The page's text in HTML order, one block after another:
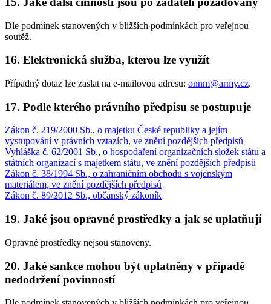
Dle podmínek stanovených v bližších podmínkách pro veřejnou
soutěž.
16. Elektronická služba, kterou lze využít
Případný dotaz lze zaslat na e-mailovou adresu: onnm@army.cz.
17. Podle kterého právního předpisu se postupuje
Zákon č. 219/2000 Sb., o majetku České republiky a jejím
vystupování v právních vztazích, ve znění pozdějších předpisů
Vyhláška č. 62/2001 Sb., o hospodaření organizačních složek státu a
státních organizací s majetkem státu, ve znění pozdějších předpisů
Zákon č. 38/1994 Sb., o zahraničním obchodu s vojenským
materiálem, ve znění pozdějších předpisů
Zákon č. 89/2012 Sb., občanský zákoník
19. Jaké jsou opravné prostředky a jak se uplatňují
Opravné prostředky nejsou stanoveny.
20. Jaké sankce mohou být uplatněny v případě
nedodržení povinností